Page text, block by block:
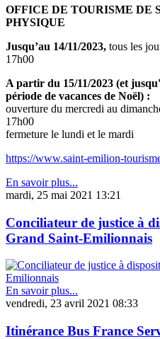
OFFICE DE TOURISME DE
PHYSIQUE
Jusqu’au 14/11/2023, tous les
17h00
A partir du 15/11/2023 (et
période de vacances de Noël) :
ouverture du mercredi au
17h00
fermeture le lundi et le mardi
https://www.saint-emilion-
En savoir plus...
mardi, 25 mai 2021 13:21
Conciliateur de justice à
Grand Saint-Emilionnais
En savoir plus...
vendredi, 23 avril 2021 08:33
Itinérance Bus France